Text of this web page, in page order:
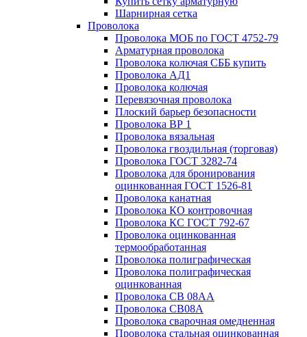
Шарнирная сетка
Проволока
Проволока МОБ по ГОСТ 4752-79
Арматурная проволока
Проволока колючая СББ купить
Проволока АД1
Проволока колючая
Перевязочная проволока
Плоский барьер безопасности
Проволока ВР 1
Проволока вязальная
Проволока гвоздильная (торговая)
Проволока ГОСТ 3282-74
Проволока для бронирования
оцинкованная ГОСТ 1526-81
Проволока канатная
Проволока КО контровочная
Проволока КС ГОСТ 792-67
Проволока оцинкованная
термообработанная
Проволока полиграфическая
Проволока полиграфическая
оцинкованная
Проволока СВ 08АА
Проволока СВ08А
Проволока сварочная омедненная
Проволока стальная оцинкованная